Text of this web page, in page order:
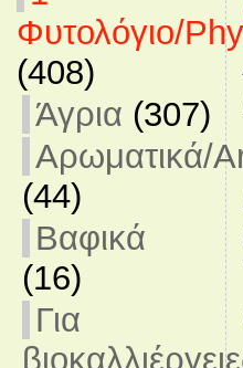
Φυτολόγιο/
(408)
Άγρια (307)
Αρωματικά/
(44)
Βαφικά
(16)
Για